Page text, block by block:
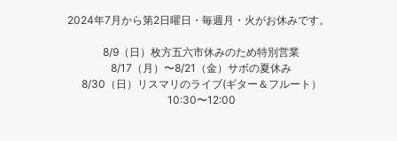
2024年7月から第2日曜日・毎週月・火がお休みです。
8/9（日）枚方五六市休みのため特別営業
8/17（月）〜8/21（金）サボの夏休み
8/30（日）リスマリのライブ(ギター＆フルート）
10:30〜12:00